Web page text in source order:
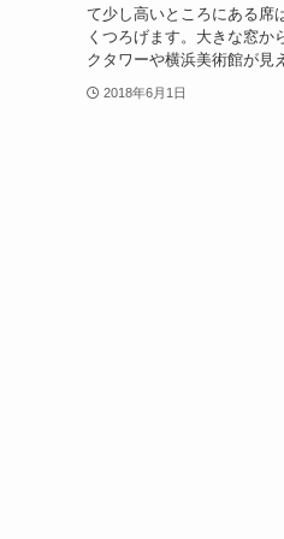
て少し高いところにある席
くつろげます。大きな窓か
クタワーや横浜美術館が見
2018年6月1日